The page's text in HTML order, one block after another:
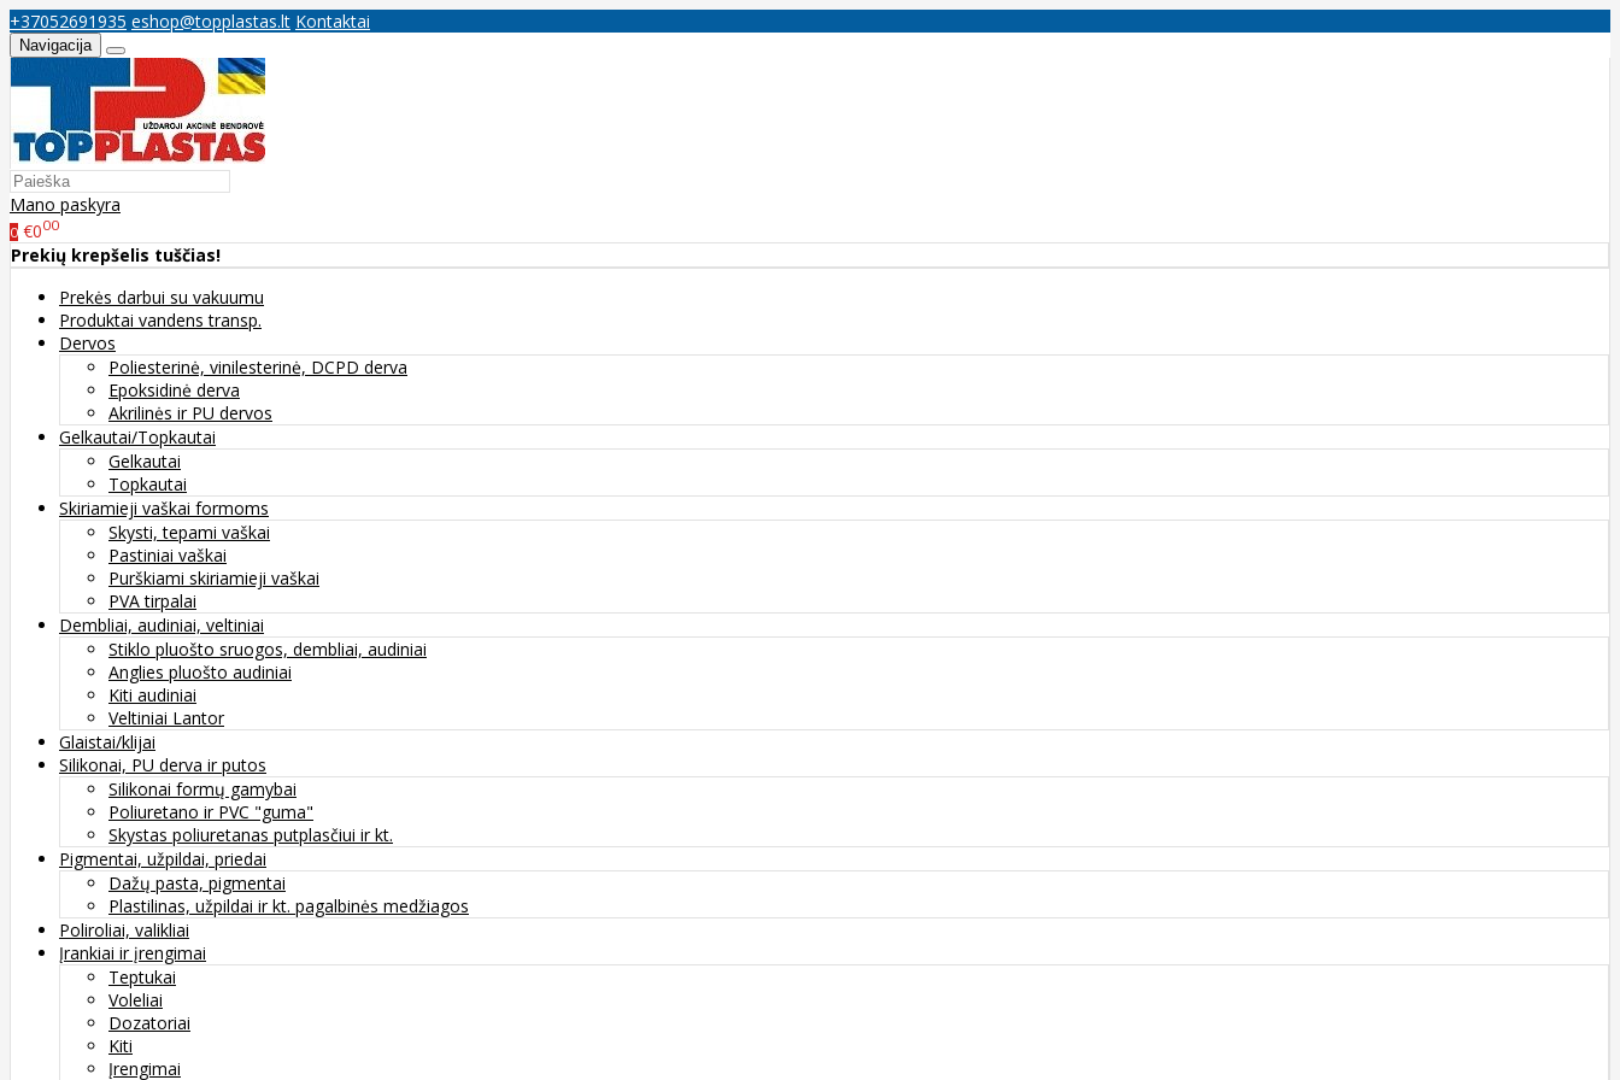
+37052691935 eshop@topplastas.lt Kontaktai
Navigacija
Mano paskyra
0 €000
Prekių krepšelis tuščias!
Prekės darbui su vakuumu
Produktai vandens transp.
Dervos
Poliesterinė, vinilesterinė, DCPD derva
Epoksidinė derva
Akrilinės ir PU dervos
Gelkautai/Topkautai
Gelkautai
Topkautai
Skiriamieji vaškai formoms
Skysti, tepami vaškai
Pastiniai vaškai
Purškiami skiriamieji vaškai
PVA tirpalai
Dembliai, audiniai, veltiniai
Stiklo pluošto sruogos, dembliai, audiniai
Anglies pluošto audiniai
Kiti audiniai
Veltiniai Lantor
Glaistai/klijai
Silikonai, PU derva ir putos
Silikonai formų gamybai
Poliuretano ir PVC "guma"
Skystas poliuretanas putplasčiui ir kt.
Pigmentai, užpildai, priedai
Dažų pasta, pigmentai
Plastilinas, užpildai ir kt. pagalbinės medžiagos
Poliroliai, valikliai
Įrankiai ir įrengimai
Teptukai
Voleliai
Dozatoriai
Kiti
Įrengimai